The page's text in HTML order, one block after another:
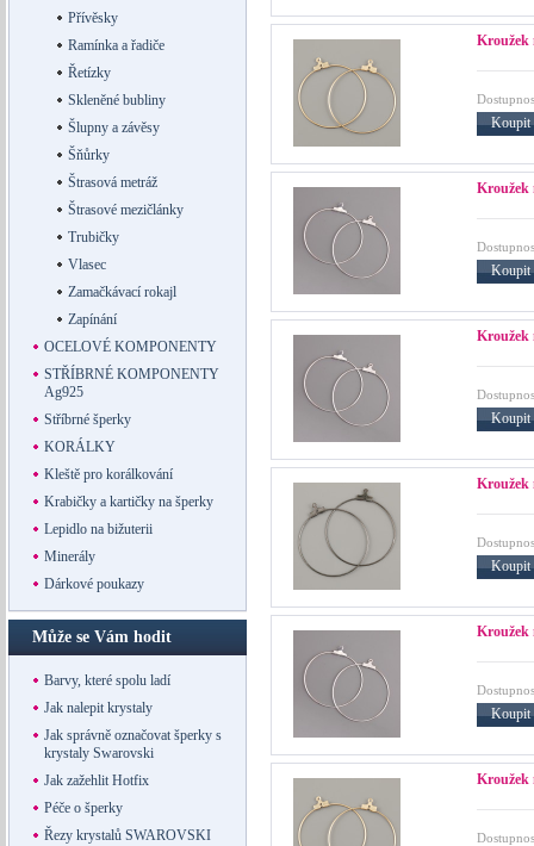
Přívěsky
Ramínka a řadiče
Řetízky
Skleněné bubliny
Šlupny a závěsy
Šňůrky
Štrasová metráž
Štrasové mezičlánky
Trubičky
Vlasec
Zamačkávací rokajl
Zapínání
OCELOVÉ KOMPONENTY
STŘÍBRNÉ KOMPONENTY
Ag925
Stříbrné šperky
KORÁLKY
Kleště pro korálkování
Krabičky a kartičky na šperky
Lepidlo na bižuterii
Minerály
Dárkové poukazy
Může se Vám hodit
Barvy, které spolu ladí
Jak nalepit krystaly
Jak správně označovat šperky s
krystaly Swarovski
Jak zažehlit Hotfix
Péče o šperky
Řezy krystalů SWAROVSKI
Kroužek
Koupit
Kroužek
Koupit
Kroužek
Koupit
Kroužek
Koupit
Kroužek
Koupit
Kroužek